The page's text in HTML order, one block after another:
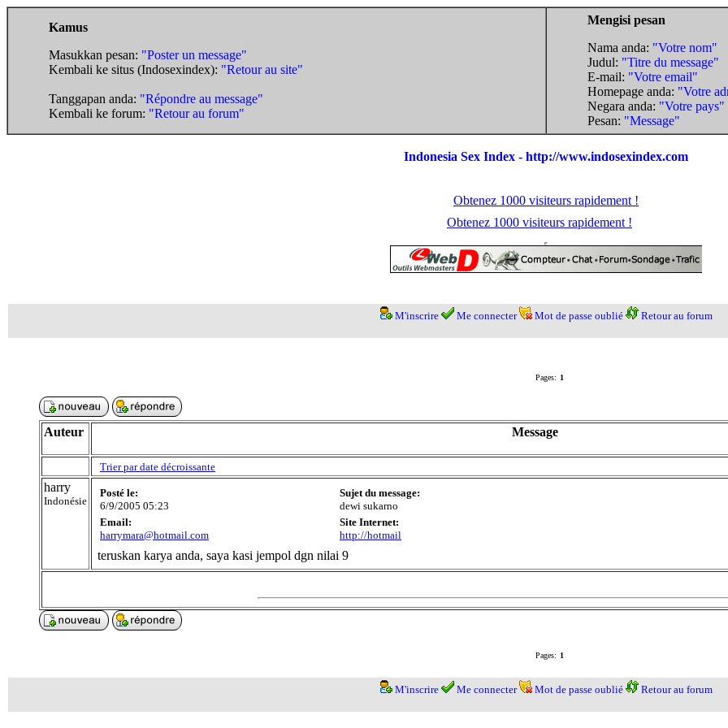
Kamus
Masukkan pesan: "Poster un message"
Kembali ke situs (Indosexindex): "Retour au site"
Tanggapan anda: "Répondre au message"
Kembali ke forum: "Retour au forum"
Mengisi pesan
Nama anda: "Votre nom"
Judul: "Titre du message"
E-mail: "Votre email"
Homepage anda: "Votre
Negara anda: "Votre pays"
Pesan: "Message"
Indonesia Sex Index - http://www.indosexindex.com
Obtenez 1000 visiteurs rapidement !
Obtenez 1000 visiteurs rapidement !
M'inscrire Me connecter Mot de passe oublié Retour au forum
Pages: 1
Auteur Message
Trier par date décroissante
harry
Indonésie
Posté le:
6/9/2005 05:23
Sujet du message:
dewi sukarno
Email:
harrymara@hotmail.com
Site Internet:
http://hotmail
teruskan karya anda, saya kasi jempol dgn nilai 9
Pages: 1
M'inscrire Me connecter Mot de passe oublié Retour au forum